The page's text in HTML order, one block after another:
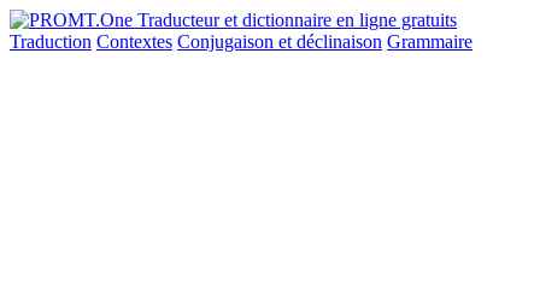
Traduction Contextes Conjugaison et déclinaison Grammaire